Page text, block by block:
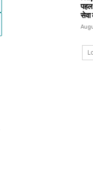
सेवा